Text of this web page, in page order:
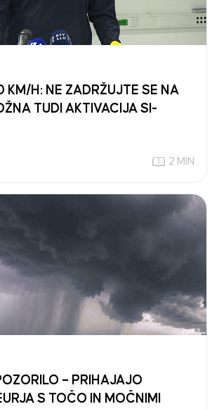
KM/H: NE ZADRŽUJTE SE NA
TUDI AKTIVACIJA SI-
2 MIN
– PRIHAJAJO
S TOČO IN MOČNIMI